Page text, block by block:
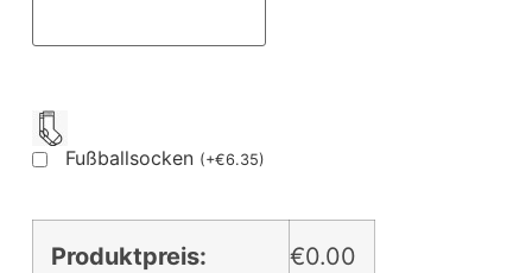
Fußballsocken (+€6.35)
Produktpreis: €0.00